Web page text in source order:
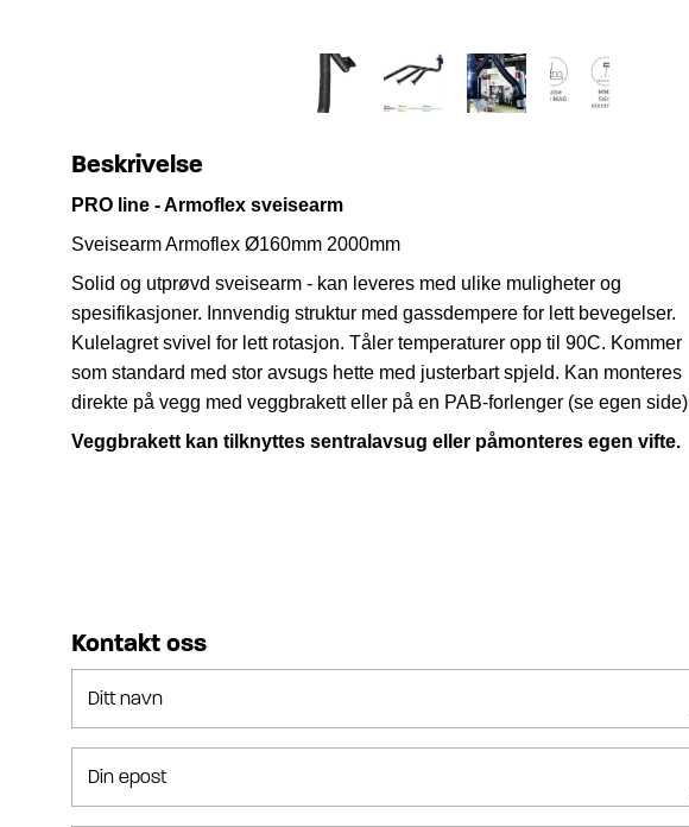
Beskrivelse
PRO line - Armoflex sveisearm
Sveisearm Armoflex Ø160mm 2000mm
Solid og utprøvd sveisearm - kan leveres med ulike muligheter og
spesifikasjoner. Innvendig struktur med gassdempere for lett bevegelser.
Kulelagret svivel for lett rotasjon. Tåler temperaturer opp til 90C. Kommer
som standard med stor avsugs hette med justerbart spjeld. Kan monteres
direkte på vegg med veggbrakett eller på en PAB-forlenger (se egen side)
Veggbrakett kan tilknyttes sentralavsug eller påmonteres egen vifte.
Kontakt oss
Ditt navn
Din epost